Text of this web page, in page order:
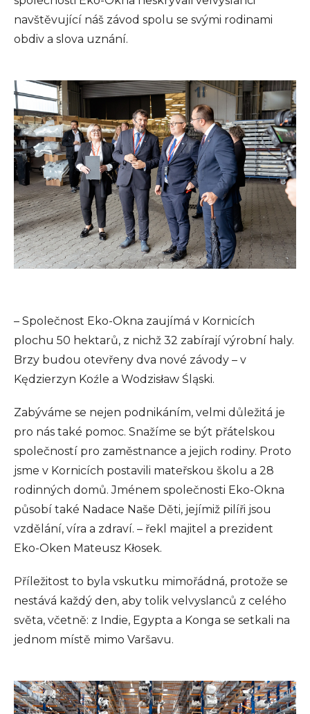
navštěvující náš závod spolu se svými rodinami
obdiv a slova uznání.
– Společnost Eko-Okna zaujímá v Kornicích
plochu 50 hektarů, z nichž 32 zabírají výrobní haly.
Brzy budou otevřeny dva nové závody – v
Kędzierzyn Koźle a Wodzisław Śląski.
Zabýváme se nejen podnikáním, velmi důležitá je
pro nás také pomoc. Snažíme se být přátelskou
společností pro zaměstnance a jejich rodiny. Proto
jsme v Kornicích postavili mateřskou školu a 28
rodinných domů. Jménem společnosti Eko-Okna
působí také Nadace Naše Děti, jejímiž pilíři jsou
vzdělání, víra a zdraví. – řekl majitel a prezident
Eko-Oken Mateusz Kłosek.
Příležitost to byla vskutku mimořádná, protože se
nestává každý den, aby tolik velvyslanců z celého
světa, včetně: z Indie, Egypta a Konga se setkali na
jednom místě mimo Varšavu.